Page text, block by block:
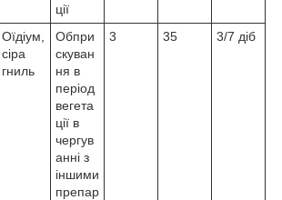
ції
Оїдіум,
сіра
гниль
Обпри
скуван
ня в
період
вегета
ції в
чергув
анні з
іншими
препар
3 35 3/7 діб